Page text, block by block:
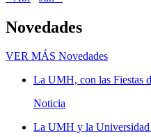
Novedades
VER MÁS Novedades
La UMH, con las Fiestas
Noticia
La UMH y la Universidad